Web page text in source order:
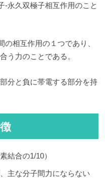
-永久双極子相互作用のこと
相互作用の１つであり、
う力のことである。
分と負に帯電する部分を持
結合の1/10）
主な分子間力にならない